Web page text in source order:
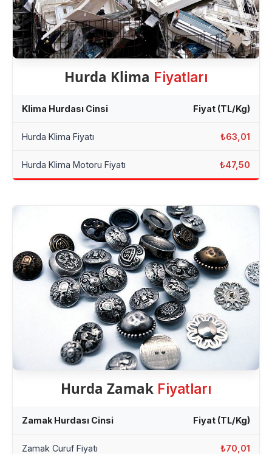
Hurda Klima Fiyatları
Klima Hurdası Cinsi Fiyat (TL/Kg)
Hurda Klima Fiyatı ₺63,01
Hurda Klima Motoru Fiyatı ₺47,50
Hurda Zamak Fiyatları
Zamak Hurdası Cinsi Fiyat (TL/Kg)
Zamak Curuf Fiyatı ₺70,01